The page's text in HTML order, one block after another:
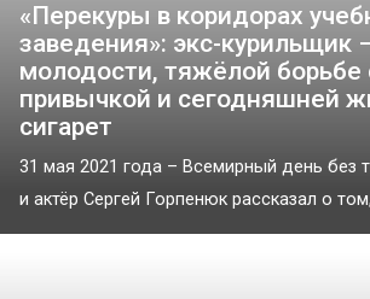
«Перекуры в коридорах
заведения»: экс-курильщик
молодости, тяжёлой борьбе
привычкой и сегодняшней
сигарет
31 мая 2021 года – Всемирный день без
и актёр Сергей Горпенюк рассказал о